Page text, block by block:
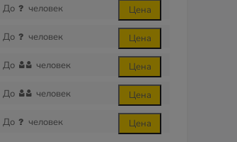
До человек Цена
До человек Цена
До человек Цена
До человек Цена
До человек Цена